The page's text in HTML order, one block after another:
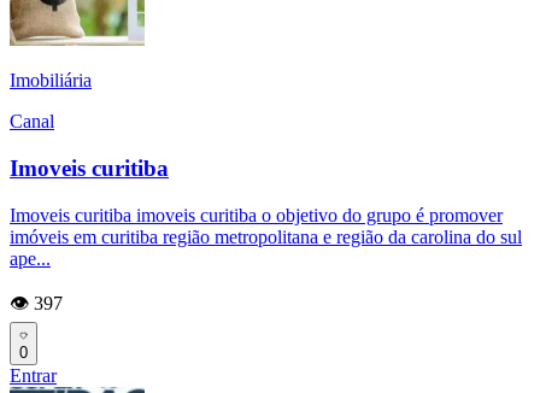
Imobiliária
Canal
Imoveis curitiba
Imoveis curitiba imoveis curitiba o objetivo do grupo é promover
imóveis em curitiba região metropolitana e região da carolina do sul
ape...
👁️ 397
0
Entrar